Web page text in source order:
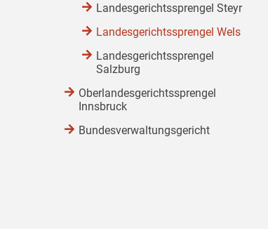
Landesgerichtssprengel Steyr
Landesgerichtssprengel Wels
Landesgerichtssprengel
Salzburg
Oberlandesgerichtssprengel
Innsbruck
Bundesverwaltungsgericht